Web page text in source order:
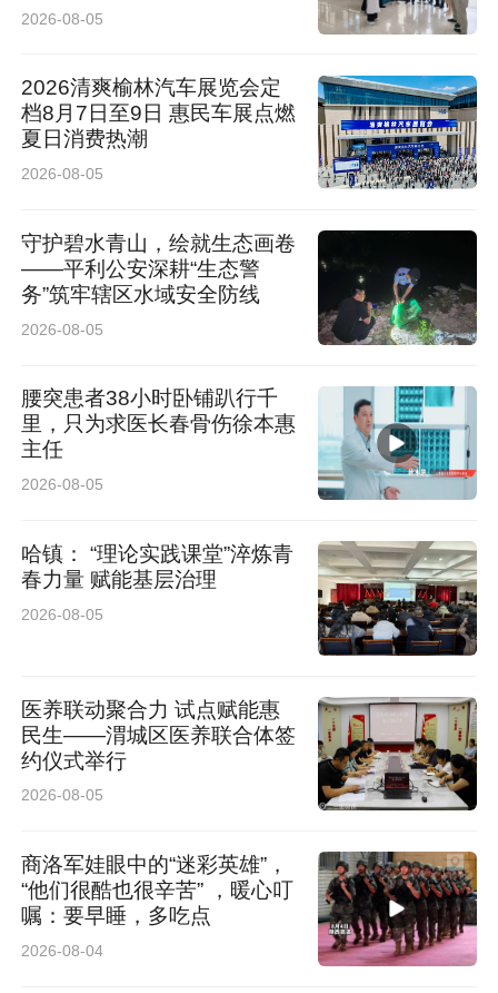
2026-08-05
2026清爽榆林汽车展览会定
档8月7日至9日 惠民车展点燃
夏日消费热潮
2026-08-05
守护碧水青山，绘就生态画卷
——平利公安深耕“生态警
务”筑牢辖区水域安全防线
2026-08-05
腰突患者38小时卧铺趴行千
里，只为求医长春骨伤徐本惠
主任
2026-08-05
哈镇： “理论实践课堂”淬炼青
春力量 赋能基层治理
2026-08-05
医养联动聚合力 试点赋能惠
民生——渭城区医养联合体签
约仪式举行
2026-08-05
商洛军娃眼中的“迷彩英雄”，
“他们很酷也很辛苦” ，暖心叮
嘱：要早睡，多吃点
2026-08-04